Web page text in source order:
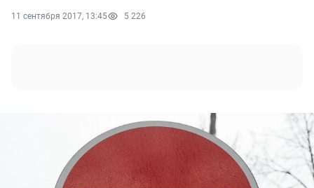
11 сентября 2017, 13:45 5 226